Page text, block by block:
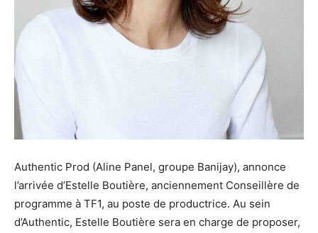
Authentic Prod (Aline Panel, groupe Banijay), annonce
l’arrivée d’Estelle Boutière, anciennement Conseillère de
programme à TF1, au poste de productrice. Au sein
d’Authentic, Estelle Boutière sera en charge de proposer,